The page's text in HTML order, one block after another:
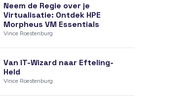
Neem de Regie over je
Virtualisatie: Ontdek HPE
Morpheus VM Essentials
Vince Roestenburg
Van IT-Wizard naar Efteling-
Held
Vince Roestenburg